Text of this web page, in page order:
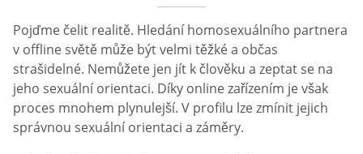
Pojďme čelit realitě. Hledání homosexuálního partnera
v offline světě může být velmi těžké a občas
strašidelné. Nemůžete jen jít k člověku a zeptat se na
jeho sexuální orientaci. Díky online zařízením je však
proces mnohem plynulejší. V profilu lze zmínit jejich
správnou sexuální orientaci a záměry.